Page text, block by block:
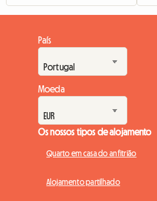
País
Moeda
Os nossos tipos de alojamento
Quarto em casa do anfitrião
Alojamento partilhado